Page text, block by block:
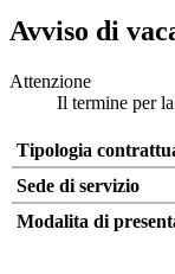
Avviso di
Attenzione
Il termine per
Tipologia
Sede di servizio
Modalita di